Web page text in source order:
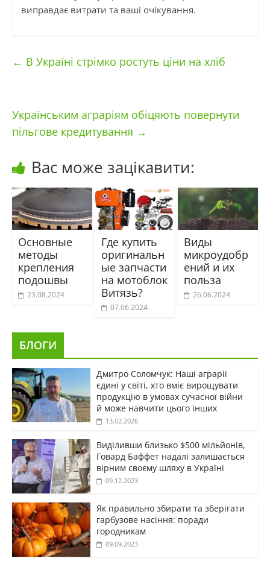
виправдає витрати та ваші очікування.
← В Україні стрімко ростуть ціни на хліб
Українським аграріям обіцяють повернути
пільгове кредитування →
Вас може зацікавити:
Основные
методы
крепления
подошвы
23.08.2024
Где купить
оригинальн
ые запчасти
на мотоблок
Витязь?
07.06.2024
Виды
микроудобр
ений и их
польза
26.06.2024
БЛОГИ
Дмитро Соломчук: Наші аграрії
єдині у світі, хто вміє вирощувати
продукцію в умовах сучасної війни
й може навчити цього інших
13.02.2026
Виділивши близько $500 мільйонів,
Говард Баффет надалі залишається
вірним своєму шляху в Україні
09.12.2023
Як правильно збирати та зберігати
гарбузове насіння: поради
городникам
09.09.2023